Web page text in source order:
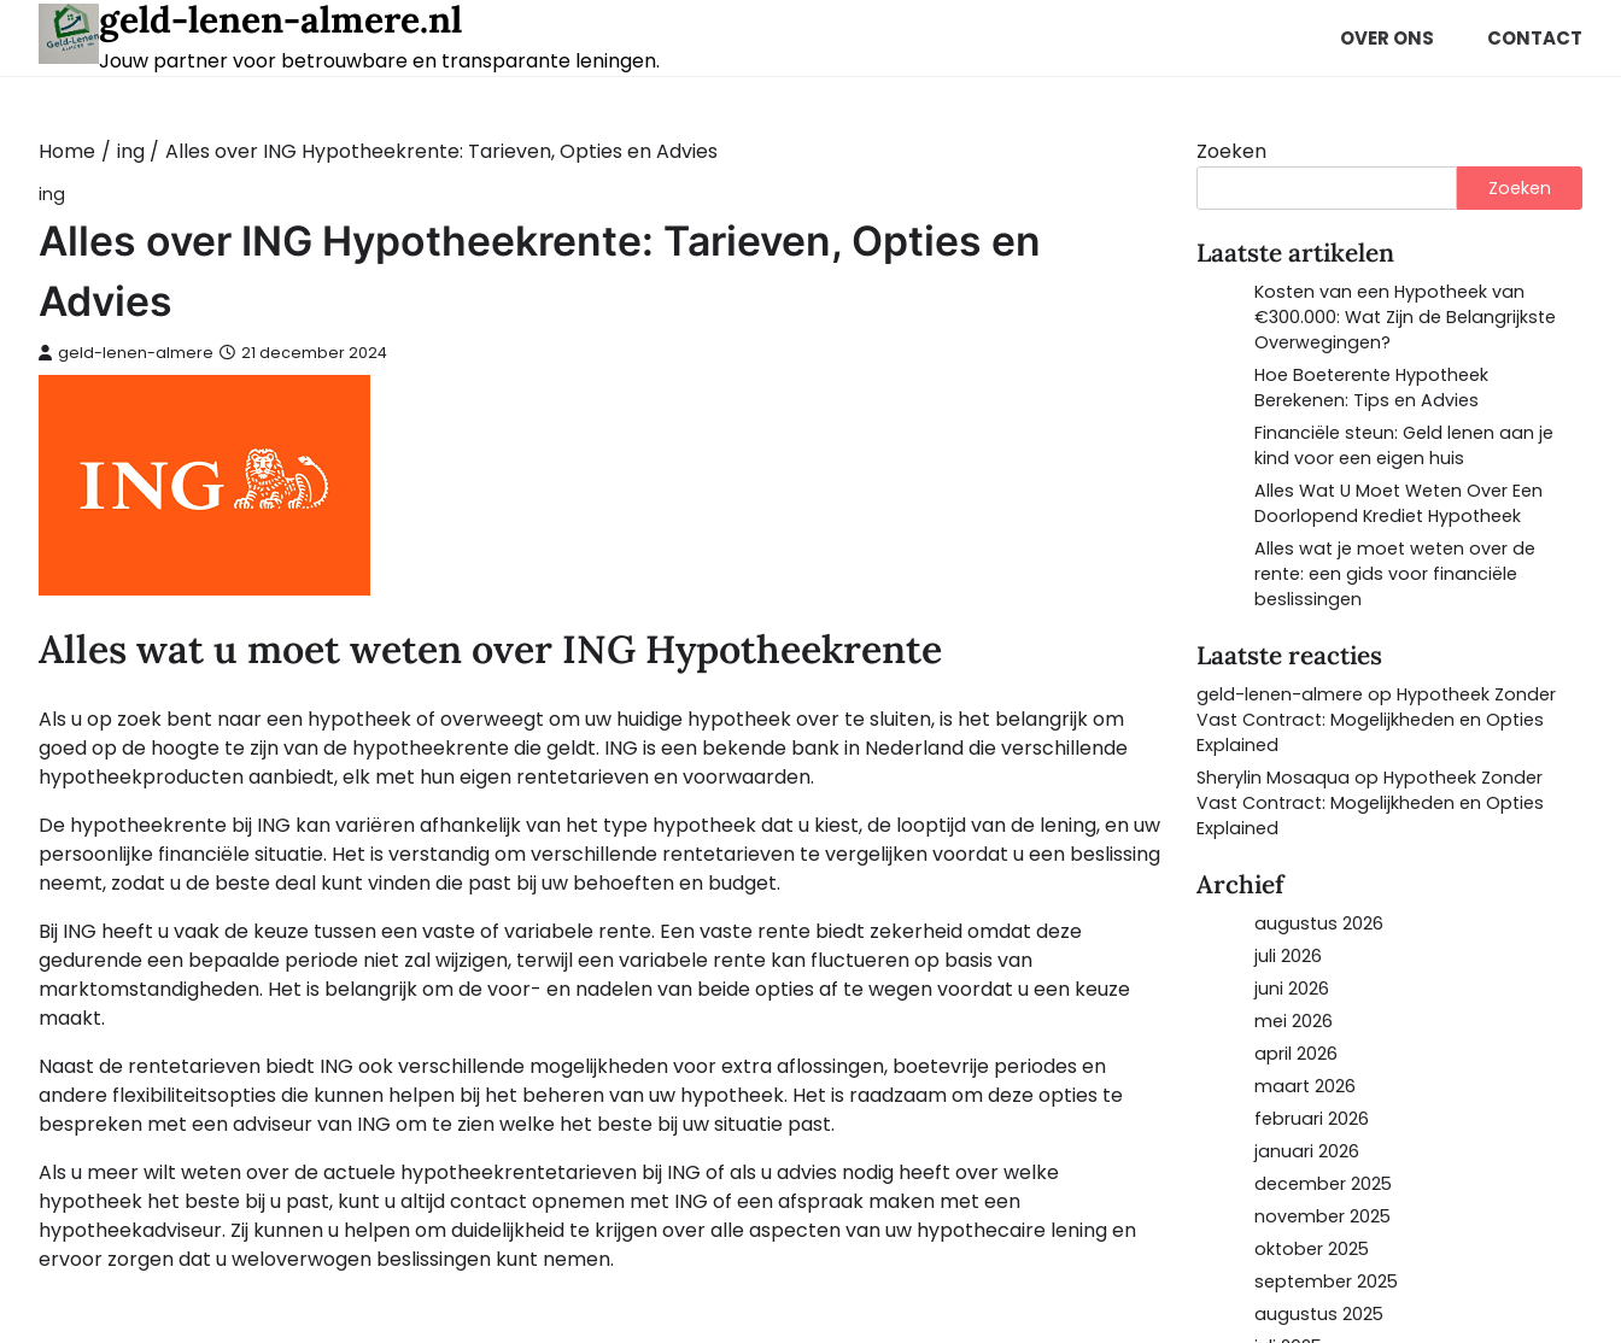
content
geld-lenen-almere.nl
Jouw partner voor betrouwbare en transparante leningen.
OVER ONS CONTACT
Home ing Alles over ING Hypotheekrente: Tarieven, Opties en Advies
ing
Alles over ING Hypotheekrente: Tarieven, Opties en
Advies
geld-lenen-almere 21 december 2024
Alles wat u moet weten over ING Hypotheekrente
Als u op zoek bent naar een hypotheek of overweegt om uw huidige hypotheek over te sluiten, is het belangrijk om
goed op de hoogte te zijn van de hypotheekrente die geldt. ING is een bekende bank in Nederland die verschillende
hypotheekproducten aanbiedt, elk met hun eigen rentetarieven en voorwaarden.
De hypotheekrente bij ING kan variëren afhankelijk van het type hypotheek dat u kiest, de looptijd van de lening, en uw
persoonlijke financiële situatie. Het is verstandig om verschillende rentetarieven te vergelijken voordat u een beslissing
neemt, zodat u de beste deal kunt vinden die past bij uw behoeften en budget.
Bij ING heeft u vaak de keuze tussen een vaste of variabele rente. Een vaste rente biedt zekerheid omdat deze
gedurende een bepaalde periode niet zal wijzigen, terwijl een variabele rente kan fluctueren op basis van
marktomstandigheden. Het is belangrijk om de voor- en nadelen van beide opties af te wegen voordat u een keuze
maakt.
Naast de rentetarieven biedt ING ook verschillende mogelijkheden voor extra aflossingen, boetevrije periodes en
andere flexibiliteitsopties die kunnen helpen bij het beheren van uw hypotheek. Het is raadzaam om deze opties te
bespreken met een adviseur van ING om te zien welke het beste bij uw situatie past.
Als u meer wilt weten over de actuele hypotheekrentetarieven bij ING of als u advies nodig heeft over welke
hypotheek het beste bij u past, kunt u altijd contact opnemen met ING of een afspraak maken met een
hypotheekadviseur. Zij kunnen u helpen om duidelijkheid te krijgen over alle aspecten van uw hypothecaire lening en
ervoor zorgen dat u weloverwogen beslissingen kunt nemen.
Zoeken
Zoeken
Laatste artikelen
Kosten van een Hypotheek van
€300.000: Wat Zijn de Belangrijkste
Overwegingen?
Hoe Boeterente Hypotheek
Berekenen: Tips en Advies
Financiële steun: Geld lenen aan je
kind voor een eigen huis
Alles Wat U Moet Weten Over Een
Doorlopend Krediet Hypotheek
Alles wat je moet weten over de
rente: een gids voor financiële
beslissingen
Laatste reacties
geld-lenen-almere op Hypotheek Zonder
Vast Contract: Mogelijkheden en Opties
Explained
Sherylin Mosaqua op Hypotheek Zonder
Vast Contract: Mogelijkheden en Opties
Explained
Archief
augustus 2026
juli 2026
juni 2026
mei 2026
april 2026
maart 2026
februari 2026
januari 2026
december 2025
november 2025
oktober 2025
september 2025
augustus 2025